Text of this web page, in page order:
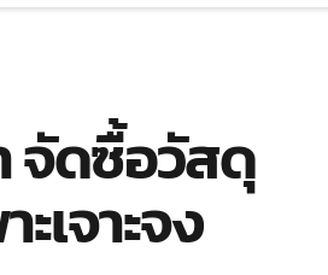
จัดซื้อวัสดุ
เจาะจง